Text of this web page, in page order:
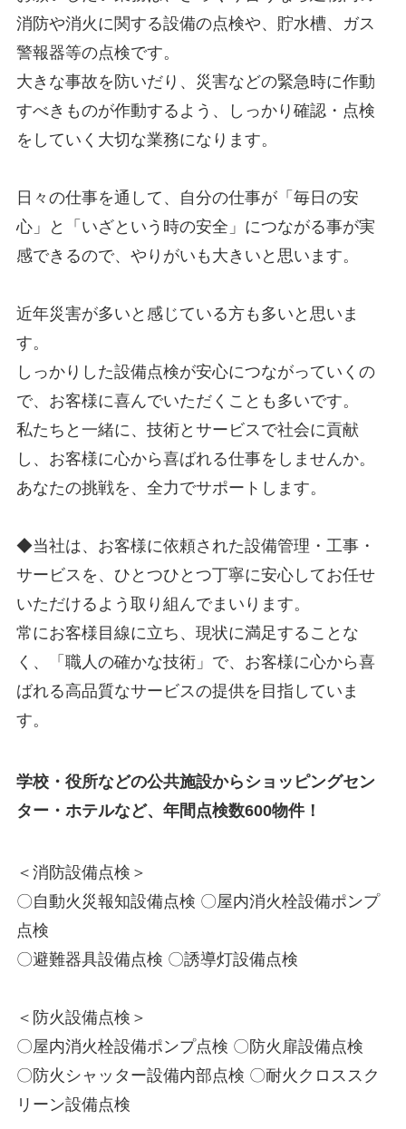
消防や消火に関する設備の点検や、貯水槽、ガス
警報器等の点検です。
大きな事故を防いだり、災害などの緊急時に作動
すべきものが作動するよう、しっかり確認・点検
をしていく大切な業務になります。
日々の仕事を通して、自分の仕事が「毎日の安
心」と「いざという時の安全」につながる事が実
感できるので、やりがいも大きいと思います。
近年災害が多いと感じている方も多いと思いま
す。
しっかりした設備点検が安心につながっていくの
で、お客様に喜んでいただくことも多いです。
私たちと一緒に、技術とサービスで社会に貢献
し、お客様に心から喜ばれる仕事をしませんか。
あなたの挑戦を、全力でサポートします。
◆当社は、お客様に依頼された設備管理・工事・
サービスを、ひとつひとつ丁寧に安心してお任せ
いただけるよう取り組んでまいります。
常にお客様目線に立ち、現状に満足することな
く、「職人の確かな技術」で、お客様に心から喜
ばれる高品質なサービスの提供を目指していま
す。
学校・役所などの公共施設からショッピングセン
ター・ホテルなど、年間点検数600物件！
＜消防設備点検＞
〇自動火災報知設備点検 〇屋内消火栓設備ポンプ
点検
〇避難器具設備点検 〇誘導灯設備点検
＜防火設備点検＞
〇屋内消火栓設備ポンプ点検 〇防火扉設備点検
〇防火シャッター設備内部点検 〇耐火クロススク
リーン設備点検